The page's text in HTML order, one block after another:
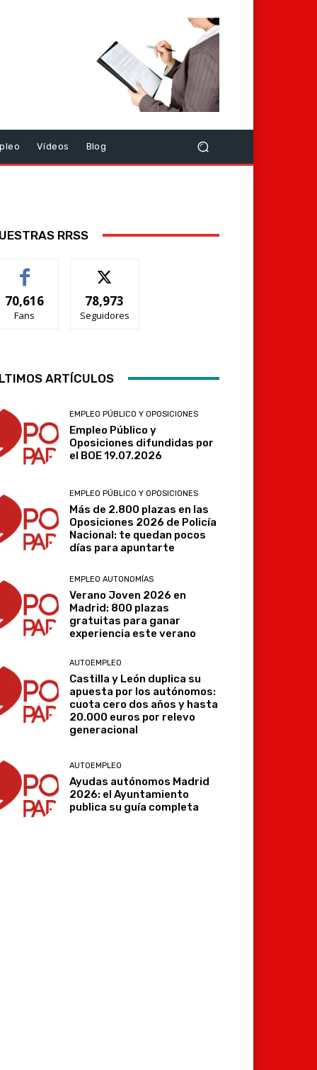
Vídeos Blog
RRSS
70,616
Fans
78,973
Seguidores
ARTÍCULOS
EMPLEO PÚBLICO Y OPOSICIONES
Empleo Público y
Oposiciones difundidas por
el BOE 19.07.2026
EMPLEO PÚBLICO Y OPOSICIONES
Más de 2.800 plazas en las
Oposiciones 2026 de Policía
Nacional: te quedan pocos
días para apuntarte
EMPLEO AUTONOMÍAS
Verano Joven 2026 en
Madrid: 800 plazas
gratuitas para ganar
experiencia este verano
AUTOEMPLEO
Castilla y León duplica su
apuesta por los autónomos:
cuota cero dos años y hasta
20.000 euros por relevo
generacional
AUTOEMPLEO
Ayudas autónomos Madrid
2026: el Ayuntamiento
publica su guía completa